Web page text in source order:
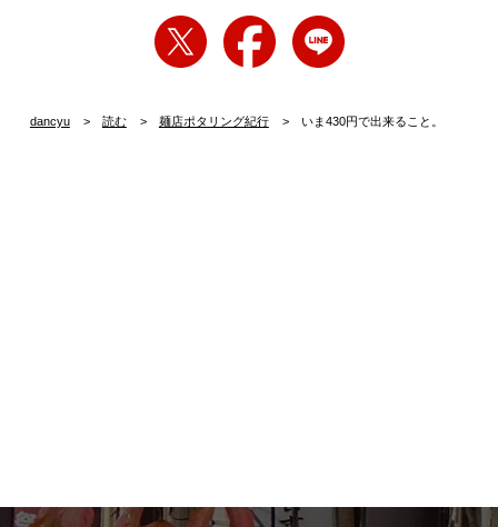
dancyu 読む 麺店ポタリング紀行 いま430円で出来ること。